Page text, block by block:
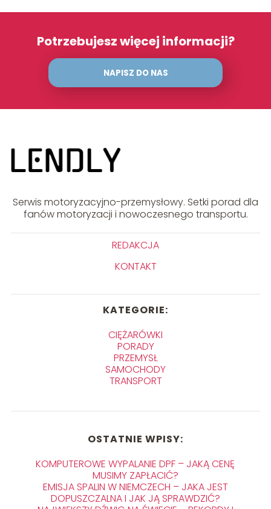
Potrzebujesz więcej informacji?
NAPISZ DO NAS
Serwis motoryzacyjno-przemysłowy. Setki porad dla
fanów motoryzacji i nowoczesnego transportu.
REDAKCJA
KONTAKT
KATEGORIE:
CIĘŻARÓWKI
PORADY
PRZEMYSŁ
SAMOCHODY
TRANSPORT
OSTATNIE WPISY:
KOMPUTEROWE WYPALANIE DPF – JAKĄ CENĘ
MUSIMY ZAPŁACIĆ?
EMISJA SPALIN W NIEMCZECH – JAKA JEST
DOPUSZCZALNA I JAK JĄ SPRAWDZIĆ?